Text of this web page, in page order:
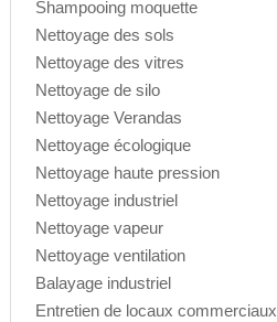
Shampooing moquette
Nettoyage des sols
Nettoyage des vitres
Nettoyage de silo
Nettoyage Verandas
Nettoyage écologique
Nettoyage haute pression
Nettoyage industriel
Nettoyage vapeur
Nettoyage ventilation
Balayage industriel
Entretien de locaux commerciaux